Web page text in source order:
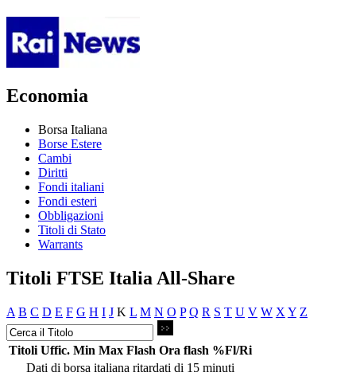
Economia
Borsa Italiana
Borse Estere
Cambi
Diritti
Fondi italiani
Fondi esteri
Obbligazioni
Titoli di Stato
Warrants
Titoli FTSE Italia All-Share
A B C D E F G H I J K L M N O P Q R S T U V W X Y Z
Titoli Uffic. Min Max Flash Ora flash %Fl/Ri
Dati di borsa italiana ritardati di 15 minuti